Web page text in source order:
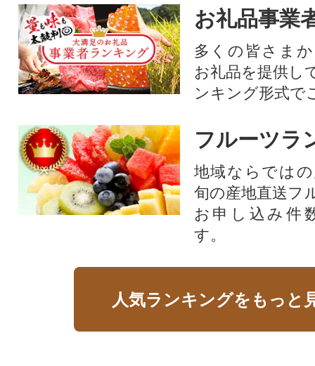
お礼品事業
多くの皆さま
お礼品を提供し
ンキング形式で
フルーツラ
地域ならでは
旬の産地直送フ
お申し込み件
す。
人気ランキングをもっと